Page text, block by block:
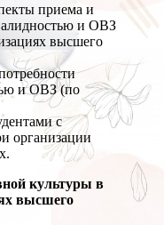
приема и
и ОВЗ
высшего
и ОВЗ (по
с
организации
культуры в
высшего